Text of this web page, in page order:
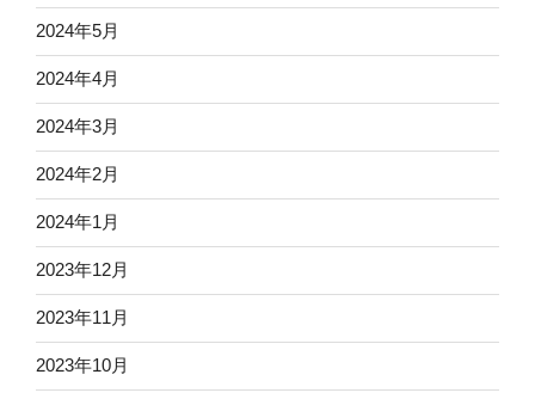
2024年5月
2024年4月
2024年3月
2024年2月
2024年1月
2023年12月
2023年11月
2023年10月